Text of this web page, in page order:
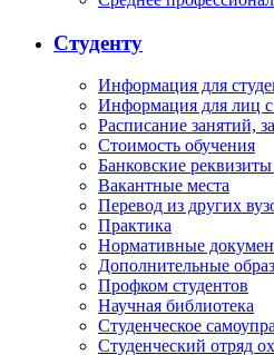
Студенту
Информация для
Информация для лиц
Расписание занятий,
Стоимость обучения
Банковские
Вакантные места
Перевод из других
Практика
Нормативные
Дополнительные
Профком студентов
Научная библиотека
Студенческое
Студенческий отряд